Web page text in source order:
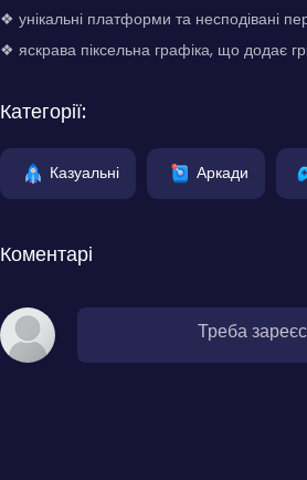
❖ унікальні платформи та несподівані
❖ яскрава піксельна графіка, що додає
Категорії:
Казуальні Аркади
Коментарі
Треба